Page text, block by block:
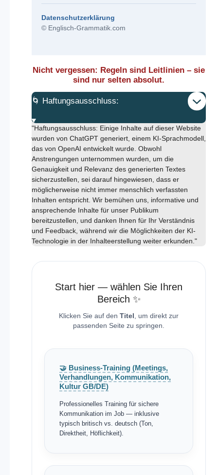
Datenschutzerklärung
© Englisch-Grammatik.com
Nicht vergessen: Regeln sind Leitlinien – sie
sind nur selten absolut.
🌀 Haftungsausschluss:
"Haftungsausschluss: Einige Inhalte auf dieser Website
wurden von ChatGPT generiert, einem KI-Sprachmodell,
das von OpenAI entwickelt wurde. Obwohl
Anstrengungen unternommen wurden, um die
Genauigkeit und Relevanz des generierten Textes
sicherzustellen, sei darauf hingewiesen, dass er
möglicherweise nicht immer menschlich verfassten
Inhalten entspricht. Wir bemühen uns, informative und
ansprechende Inhalte für unser Publikum
bereitzustellen, und danken Ihnen für Ihr Verständnis
und Feedback, während wir die Möglichkeiten der KI-
Technologie in der Inhalteerstellung weiter erkunden."
Start hier — wählen Sie Ihren
Bereich ✨
Klicken Sie auf den Titel , um direkt zur
passenden Seite zu springen.
🤝 Business-Training (Meetings,
Verhandlungen, Kommunikation,
Kultur GB/DE)
Professionelles Training für sichere
Kommunikation im Job — inklusive
typisch britisch vs. deutsch (Ton,
Direktheit, Höflichkeit).